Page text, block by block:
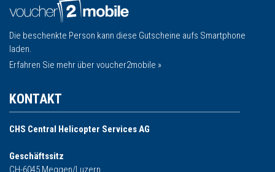
Die beschenkte Person kann diese Gutscheine aufs Smartphone
laden.
Erfahren Sie mehr über voucher2mobile »
KONTAKT
CHS Central Helicopter Services AG
Geschäftssitz